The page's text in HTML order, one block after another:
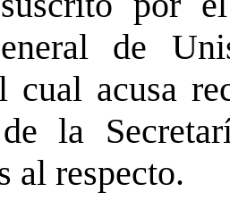
de
cual acusa
la
al respecto.